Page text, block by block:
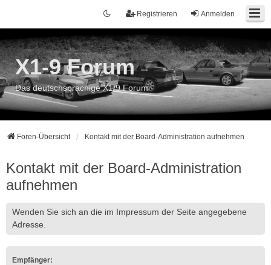
Anmelden
Registrieren
X1-9 Forum
Das deutschsprachige X1/9 Forum
Foren-Übersicht Kontakt mit der Board-Administration aufnehmen
Kontakt mit der Board-Administration
aufnehmen
Wenden Sie sich an die im Impressum der Seite angegebene
Adresse.
Empfänger: